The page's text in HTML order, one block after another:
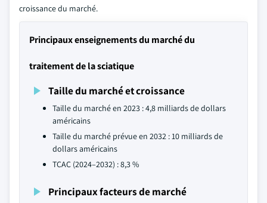
croissance du marché.
Principaux enseignements du marché du
traitement de la sciatique
Taille du marché et croissance
Taille du marché en 2023 : 4,8 milliards de dollars
américains
Taille du marché prévue en 2032 : 10 milliards de
dollars américains
TCAC (2024–2032) : 8,3 %
Principaux facteurs de marché